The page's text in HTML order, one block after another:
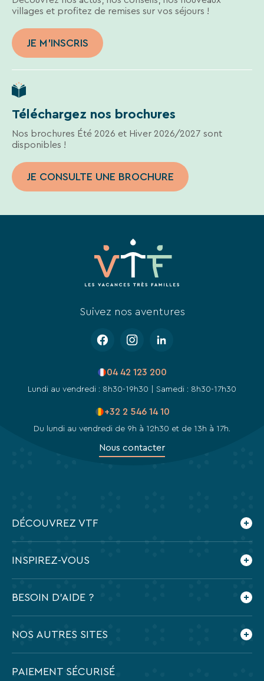
villages et profitez de remises sur vos séjours !
JE M'INSCRIS
Téléchargez nos brochures
Nos brochures Été 2026 et Hiver 2026/2027 sont
disponibles !
JE CONSULTE UNE BROCHURE
Suivez nos aventures
04 42 123 200
Lundi au vendredi : 8h30-19h30 | Samedi : 8h30-17h30
+32 2 546 14 10
Du lundi au vendredi de 9h à 12h30 et de 13h à 17h.
Nous contacter
DÉCOUVREZ VTF
Nos agences
Espace presse
INSPIREZ-VOUS
BESOIN D'AIDE ?
NOS AUTRES SITES
PAIEMENT SÉCURISÉ